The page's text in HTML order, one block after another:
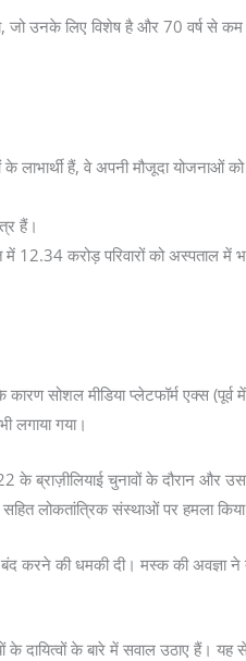
जो उनके लिए विशेष है और 70 वर्ष से
हैं, वे अपनी मौजूदा योजनाओं को
हैं।
12.34 करोड़ परिवारों को अस्पताल में
सोशल मीडिया प्लेटफॉर्म एक्स (पूर्व
लगाया गया।
के ब्राज़ीलियाई चुनावों के दौरान
लोकतांत्रिक संस्थाओं पर हमला
की धमकी दी। मस्क की अवज्ञा ने
के दायित्वों के बारे में सवाल उठाए हैं।